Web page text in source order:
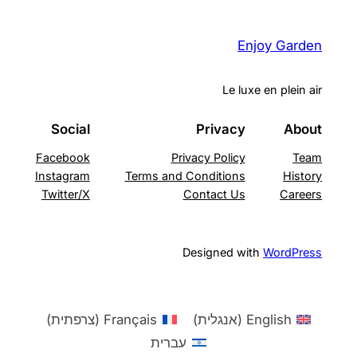
Enjoy Garden
Le luxe en plein air
About
Team
History
Careers
Privacy
Privacy Policy
Terms and Conditions
Contact Us
Social
Facebook
Instagram
Twitter/X
Designed withWordPress
English
(אנגלית)
Français
(צרפתית)
עברית